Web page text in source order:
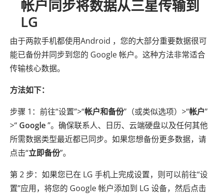
帐户同步将数据从三星传输到
LG
由于两款手机都使用Android ，您的大部分重要数据很可
能已备份并同步到您的 Google 帐户。这种方法非常适合
传输核心数据。
方法如下：
步骤 1：前往“设置”>“帐户和备份”（或类似选项）>“帐户”
>“ Google”。确保联系人、日历、云端硬盘以及任何其他
所需数据类型最近都已同步。如果您想备份更多数据，请
点击“立即备份”。
第 2 步：如果您已在 LG 手机上完成设置，则可以前往“设
置”应用，将您的 Google 帐户添加到 LG 设备，然后点击